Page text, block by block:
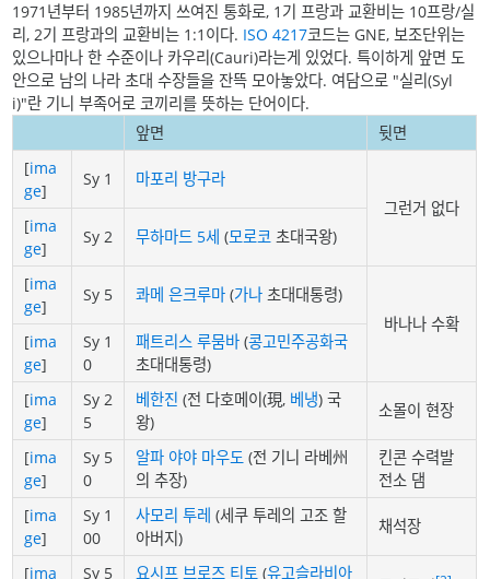
1971년부터 1985년까지 쓰여진 통화로, 1기 프랑과 교환비는 10프랑/실
리, 2기 프랑과의 교환비는 1:1이다. ISO 4217코드는 GNE, 보조단위는
있으나마나 한 수준이나 카우리(Cauri)라는게 있었다. 특이하게 앞면 도
안으로 남의 나라 초대 수장들을 잔뜩 모아놓았다. 여담으로 "실리(Syl
i)"란 기니 부족어로 코끼리를 뜻하는 단어이다.
앞면
뒷면
[ima
ge]
Sy 1
마포리 방구라
그런거 없다
[ima
ge]
Sy 2 무하마드 5세 (모로코 초대국왕)
[ima
ge]
Sy 5 콰메 은크루마 (가나 초대대통령)
바나나 수확
[ima
ge]
Sy 1
0
패트리스 루뭄바 (콩고민주공화국
초대대통령)
[ima
ge]
Sy 2
5
베한진 (전 다호메이(現, 베냉) 국
왕)
소몰이 현장
[ima
ge]
Sy 5
0
알파 야야 마우도 (전 기니 라베州
의 추장)
킨콘 수력발
전소 댐
[ima
ge]
Sy 1
00
사모리 투레 (세쿠 투레의 고조 할
아버지)
채석장
[ima
Sy 5
요시프 브로즈 티토 (유고슬라비아